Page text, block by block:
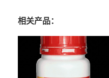
相关产品：